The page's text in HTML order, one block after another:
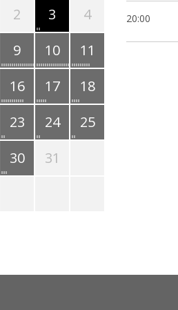
2 3
4
9 10
11
16 17
18
23 24
25
30 31
20:00